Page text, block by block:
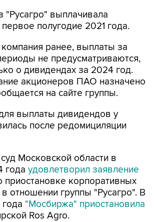
"Русагро" выплачивала
полугодие 2021 года.
ранее, выплаты за
не предусматриваются,
о дивидендах за 2024 год.
акционеров ПАО назначено
на сайте группы.
выплаты дивидендов у
после редомициляции
Московской области в
года удовлетворил заявление
приостановке корпоративных
отношении группы "Русагро". В
"Мосбиржа" приостановила
Ros Agro.